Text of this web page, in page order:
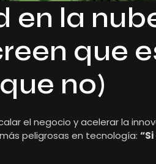
en la
que
no)
el negocio y acelerar la
peligrosas en tecnología: